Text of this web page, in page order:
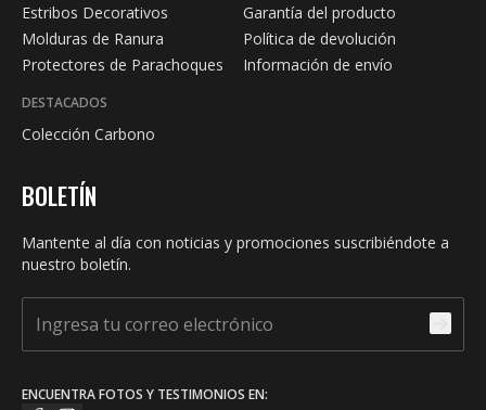
Estribos Decorativos
Molduras de Ranura
Protectores de Parachoques
DESTACADOS
Colección Carbono
Garantía del producto
Política de devolución
Información de envío
BOLETÍN
Mantente al día con noticias y promociones suscribiéndote a
nuestro boletín.
ENCUENTRA FOTOS Y TESTIMONIOS EN: